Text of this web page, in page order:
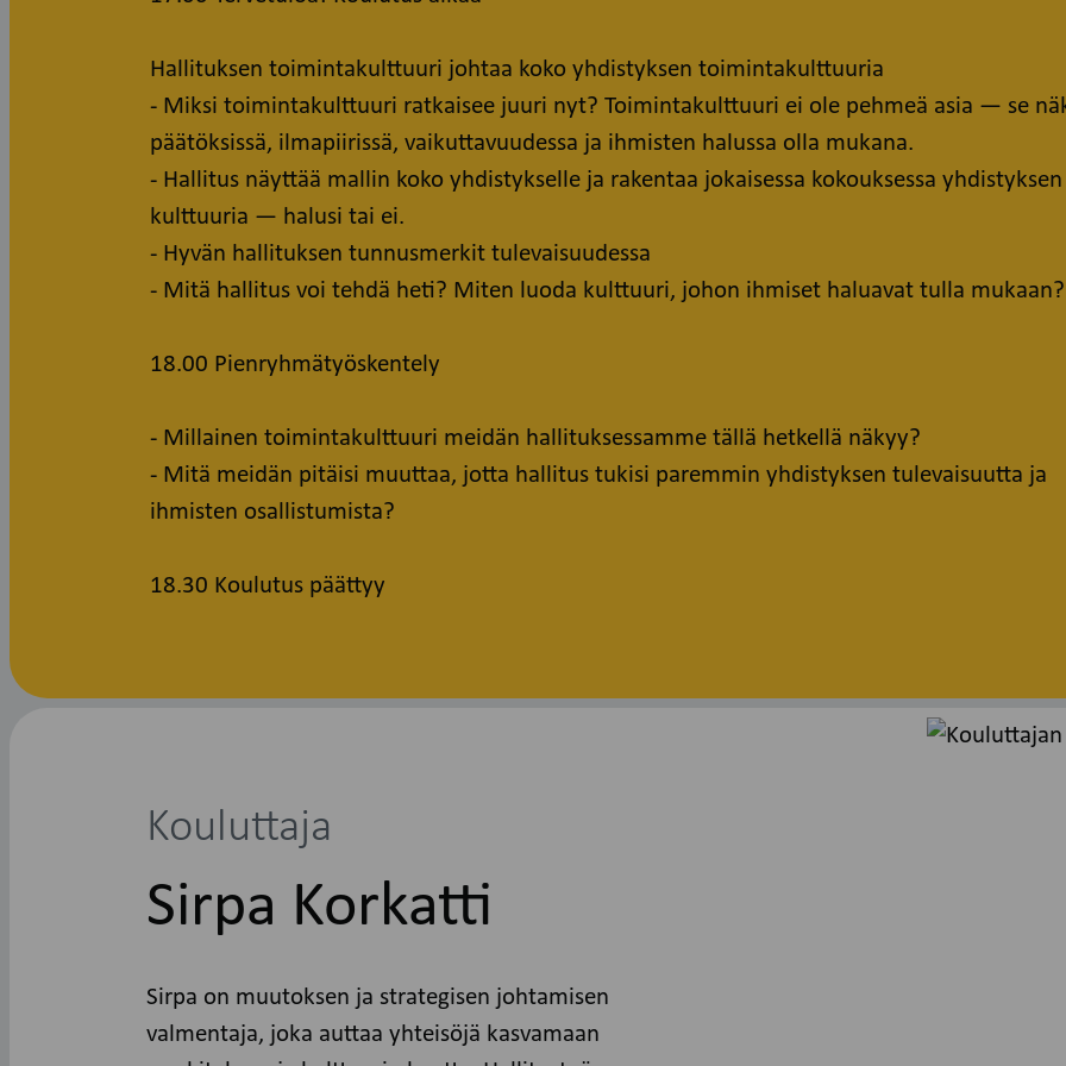
Hallituksen toimintakulttuuri johtaa koko yhdistyksen toimintakulttuuria
- Miksi toimintakulttuuri ratkaisee juuri nyt? Toimintakulttuuri ei ole pehmeä asia — se
päätöksissä, ilmapiirissä, vaikuttavuudessa ja ihmisten halussa olla mukana.
- Hallitus näyttää mallin koko yhdistykselle ja rakentaa jokaisessa kokouksessa yhdistyksen
kulttuuria — halusi tai ei.
- Hyvän hallituksen tunnusmerkit tulevaisuudessa
- Mitä hallitus voi tehdä heti? Miten luoda kulttuuri, johon ihmiset haluavat tulla mukaan?
18.00 Pienryhmätyöskentely
- Millainen toimintakulttuuri meidän hallituksessamme tällä hetkellä näkyy?
- Mitä meidän pitäisi muuttaa, jotta hallitus tukisi paremmin yhdistyksen tulevaisuutta ja
ihmisten osallistumista?
18.30 Koulutus päättyy
Kouluttaja
Sirpa Korkatti
Sirpa on muutoksen ja strategisen johtamisen
valmentaja, joka auttaa yhteisöjä kasvamaan